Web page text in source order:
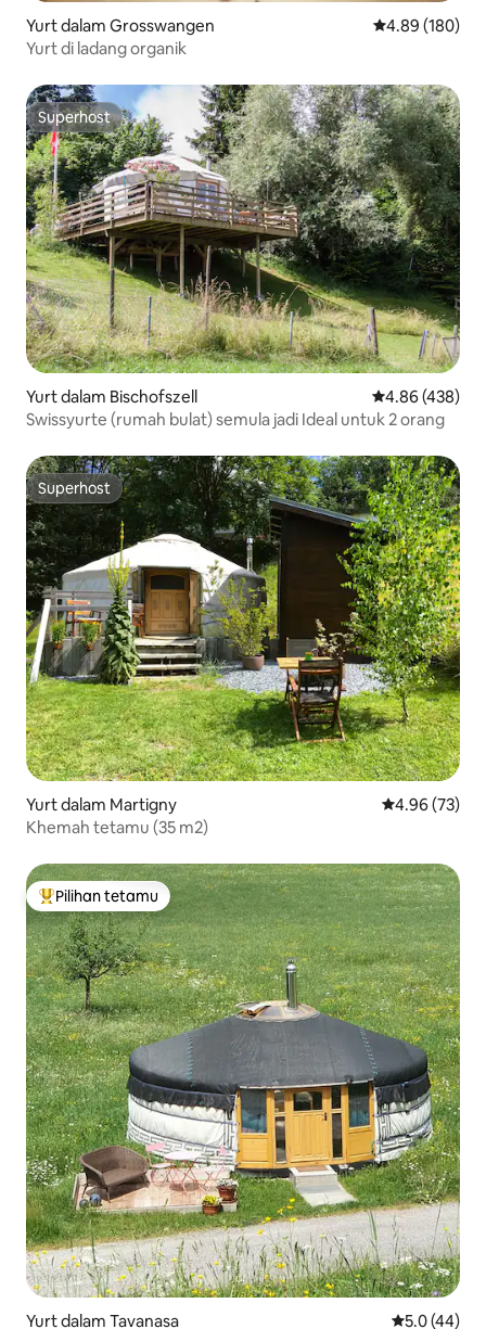
Yurt dalam Grosswangen Penarafan
4.89 (180)
Yurt di ladang organik
Superhost
Superhost
Yurt dalam Bischofszell Penarafan
4.86 (438)
Swissyurte (rumah bulat) semula jadi Ideal untuk 2 orang
Superhost
Superhost
Yurt dalam Martigny Penarafan
4.96 (73)
Khemah tetamu (35 m2)
Pilihan utama tetamu
Pilihan tetamu
Yurt dalam Tavanasa Penarafan
5.0 (44)